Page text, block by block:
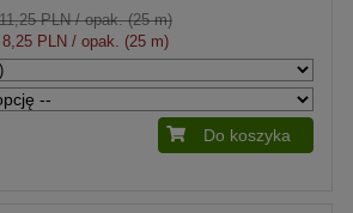
PLN/ opak. (25 m)
8,25 PLN / opak. (25 m)
Do koszyka